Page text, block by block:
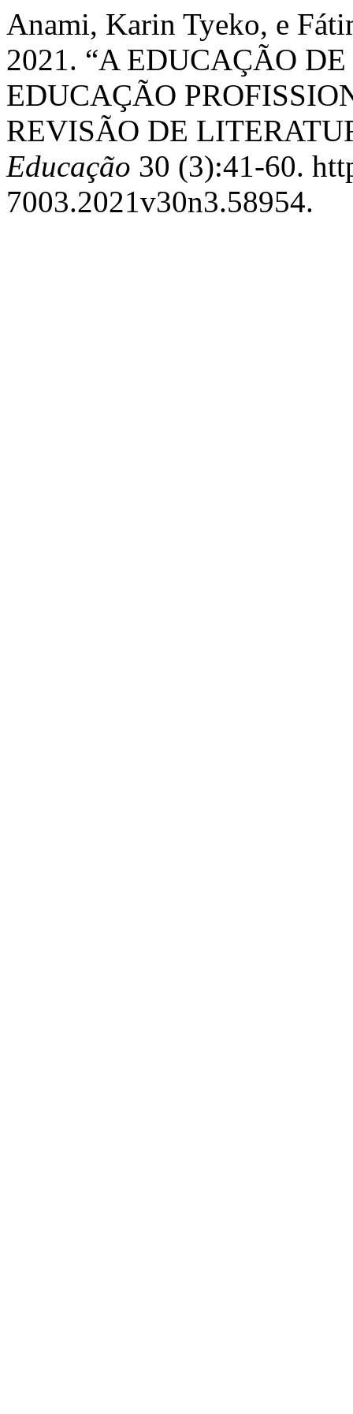
Anami, Karin Tyeko, e
2021. “A EDUCAÇÃO
EDUCAÇÃO
REVISÃO DE
Educação 30 (3):41-60.
7003.2021v30n3.58954.